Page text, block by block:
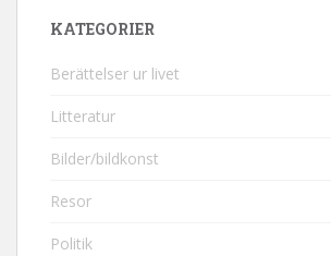
KATEGORIER
Berättelser ur livet
Litteratur
Bilder/bildkonst
Resor
Politik